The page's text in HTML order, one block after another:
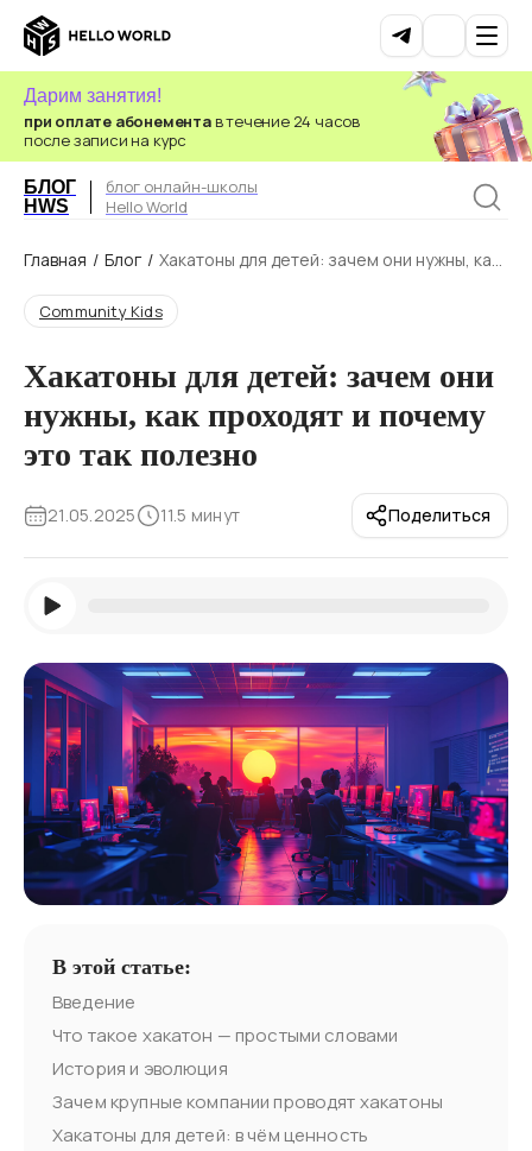
при оплате абонементав течение 24 часов
после записи на курс
Дарим занятия!
БЛОГ
HWS
блог онлайн-школы
Hello World
Главная / Блог / Хакатоны для детей: зачем они нужны, как
Community Kids
Хакатоны для детей: зачем они
нужны, как проходят и почему
это так полезно
21.05.2025 11.5 минут Поделиться
В этой статье:
Введение
Что такое хакатон — простыми словами
История и эволюция
Зачем крупные компании проводят хакатоны
Хакатоны для детей: в чём ценность